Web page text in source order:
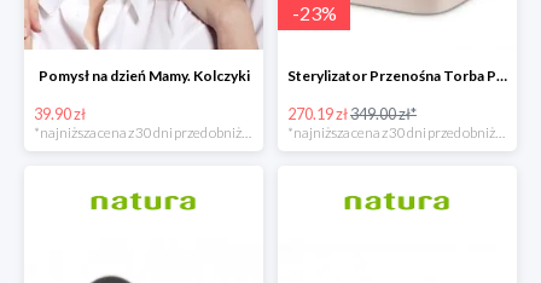
Pomysł na dzień Mamy. Kolczyki
39.90 zł
-23%
Sterylizator Przenośna Torba P26 Uvc Led
270.19 zł349.00 zł*